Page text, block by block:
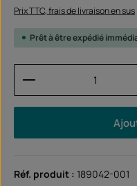
Prix TTC, frais de livraison en sus
Prêt à être expédié
Quantité de
Réf. produit : 189042-001